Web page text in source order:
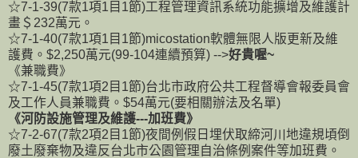
☆7-1-39(7款1項1目1節)工程管理資訊系統功能擴增及維護計
畫＄232萬元。
☆7-1-40(7款1項1目1節)micostation軟體無限人版更新及維
護費。$2,250萬元(99-104連續預算) -->好貴喔~
《兼職費》
☆7-1-45(7款1項2目1節)台北市政府公共工程督導會報委員會
及工作人員兼職費。$54萬元(要相關辦法及名單)
《河防設施管理及維護---加班費》
☆7-2-67(7款2項2目1節)夜間例假日埋伏取締河川地違規頃倒
廢土廢棄物及違反台北市公園管理自治條例案件等加班費。